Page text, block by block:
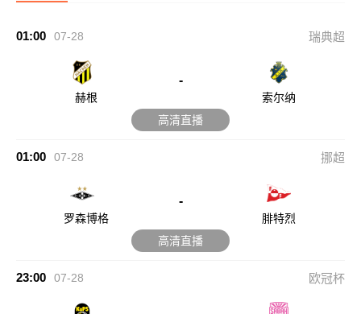
01:00 07-28 瑞典超
赫根
-
索尔纳
高清直播
01:00 07-28 挪超
罗森博格
-
腓特烈
高清直播
23:00 07-28 欧冠杯